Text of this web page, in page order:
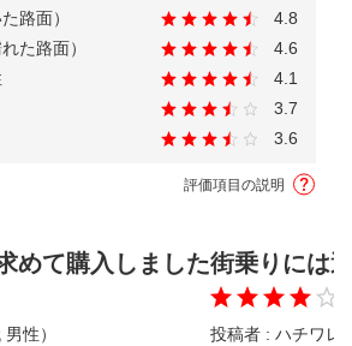
路面）
4.8
た路面）
4.6
4.1
3.7
3.6
評価項目の説明
めて購入しました
性）
街乗りには
投稿者 : ハチワレ